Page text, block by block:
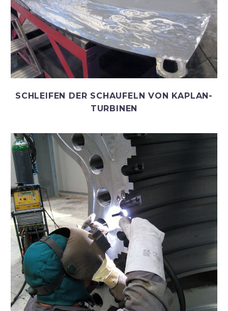
SCHLEIFEN DER SCHAUFELN VON KAPLAN-
TURBINEN